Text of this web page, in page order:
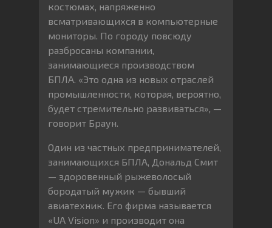
костюмах, напряженно
всматривающихся в компьютерные
мониторы. По городу повсюду
разбросаны компании,
занимающиеся производством
БПЛА. «Это одна из новых отраслей
промышленности, которая, вероятно,
будет стремительно развиваться», —
говорит Браун.
Один из частных предпринимателей,
занимающихся БПЛА, Дональд Смит
— здоровенный рыжеволосый
бородатый мужик — бывший
авиатехник. Его фирма называется
«UA Vision» и производит она